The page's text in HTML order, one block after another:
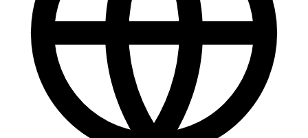
ยอดเยี่ยม! ฉันสามารถติดตามความคืบหน้าแบบสดๆ ได้ไหม?
ยอดเยี่ยมมาก พวกคุณคือที่สุดเลย 🧡